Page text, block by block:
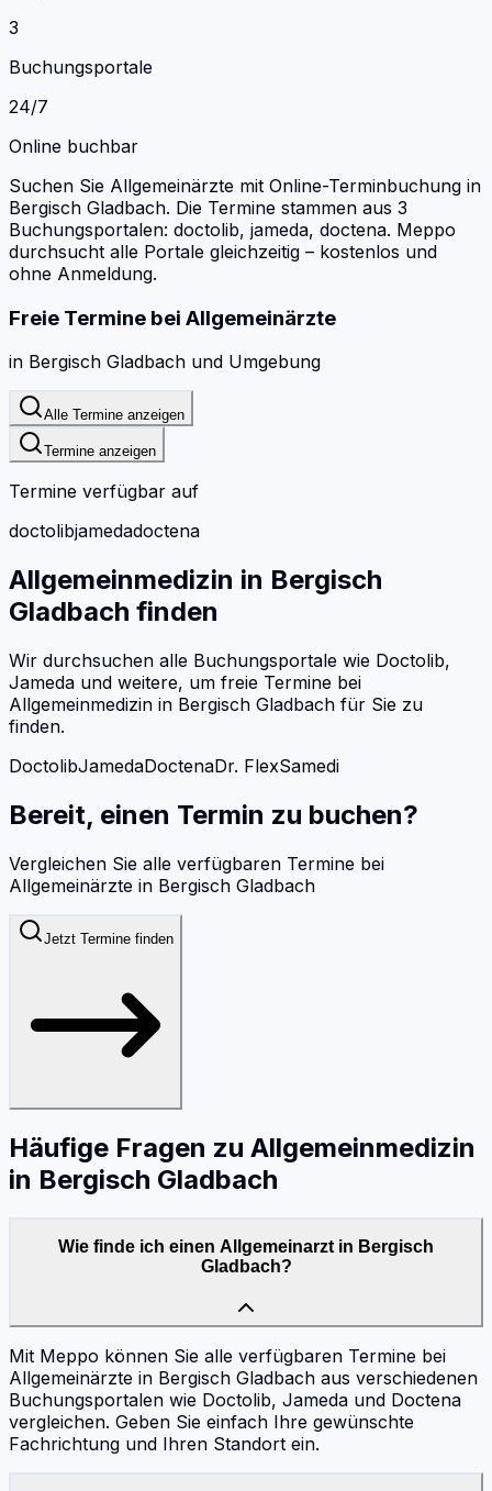
3
Buchungsportale
24/7
Online buchbar
Suchen Sie Allgemeinärzte mit Online-Terminbuchung in
Bergisch Gladbach. Die Termine stammen aus 3
Buchungsportalen: doctolib, jameda, doctena. Meppo
durchsucht alle Portale gleichzeitig – kostenlos und
ohne Anmeldung.
Freie Termine bei Allgemeinärzte
in Bergisch Gladbach und Umgebung
Alle Termine anzeigen
Termine anzeigen
Termine verfügbar auf
doctolibjamedadoctena
Allgemeinmedizin in Bergisch
Gladbach finden
Wir durchsuchen alle Buchungsportale wie Doctolib,
Jameda und weitere, um freie Termine bei
Allgemeinmedizin in Bergisch Gladbach für Sie zu
finden.
DoctolibJamedaDoctenaDr. FlexSamedi
Bereit, einen Termin zu buchen?
Vergleichen Sie alle verfügbaren Termine bei
Allgemeinärzte in Bergisch Gladbach
Jetzt Termine finden
Häufige Fragen zu Allgemeinmedizin
in Bergisch Gladbach
Wie finde ich einen Allgemeinarzt in Bergisch
Gladbach?
Mit Meppo können Sie alle verfügbaren Termine bei
Allgemeinärzte in Bergisch Gladbach aus verschiedenen
Buchungsportalen wie Doctolib, Jameda und Doctena
vergleichen. Geben Sie einfach Ihre gewünschte
Fachrichtung und Ihren Standort ein.